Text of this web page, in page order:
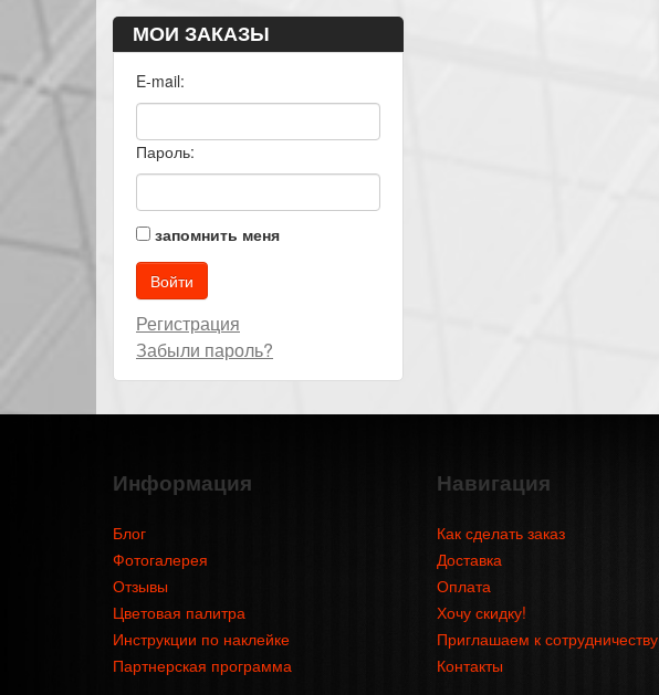
МОИ ЗАКАЗЫ
E-mail:
Пароль:
запомнить меня
Регистрация
Забыли пароль?
Информация
Блог
Фотогалерея
Отзывы
Цветовая палитра
Инструкции по наклейке
Партнерская программа
Навигация
Как сделать заказ
Доставка
Оплата
Хочу скидку!
Приглашаем к сотрудничеству
Контакты